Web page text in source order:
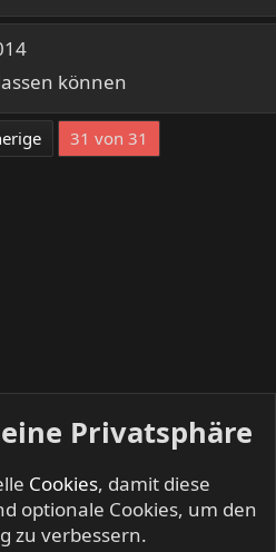
können
31 von 31
Privatsphäre
Cookies, damit diese
optionale Cookies, um den
zu verbessern.